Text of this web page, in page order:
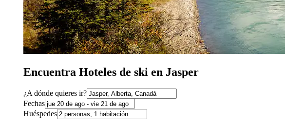
Encuentra Hoteles de ski en Jasper
¿A dónde quieres ir?
Fechas
Huéspedes